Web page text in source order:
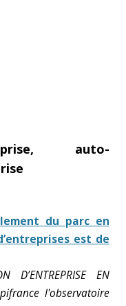
auto-
du parc en
est de
D’ENTREPRISE EN
l'observatoire